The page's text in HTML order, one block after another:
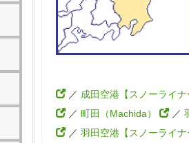
／ 成田空港【スノーライナ
／ 町田（Machida） ／
／ 羽田空港【スノーライナ